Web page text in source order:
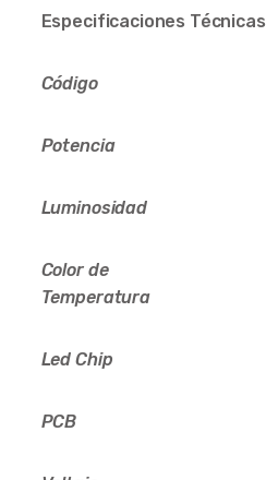
Especificaciones Técnicas
Código
Potencia
Luminosidad
Color de
Temperatura
Led Chip
PCB